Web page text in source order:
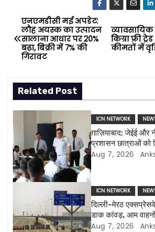
P
o
t
n
a
v
i
a
किग्रा फ्री
कीमतों में
एनएमडीसी मई अपडेट:
लौह अयस्क का उत्पादन
सालाना आधार पर 20%
बढ़ा, बिक्री में 7% की
गिरावट
Related Post
ICN NETWORK
ग़ाज़ियाबाद: जेईई और
प्रशासन छात्राओं को
Aug 7, 2026
ICN NETWORK
दिल्ली-मेरठ
डाक कांवड़, आम
Aug 7, 2026